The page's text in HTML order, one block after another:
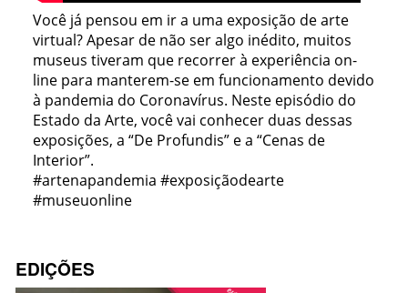
Você já pensou em ir a uma exposição de arte
virtual? Apesar de não ser algo inédito, muitos
museus tiveram que recorrer à experiência on-
line para manterem-se em funcionamento devido
à pandemia do Coronavírus. Neste episódio do
Estado da Arte, você vai conhecer duas dessas
exposições, a “De Profundis” e a “Cenas de
Interior”.
#artenapandemia #exposiçãodearte
#museuonline
EDIÇÕES